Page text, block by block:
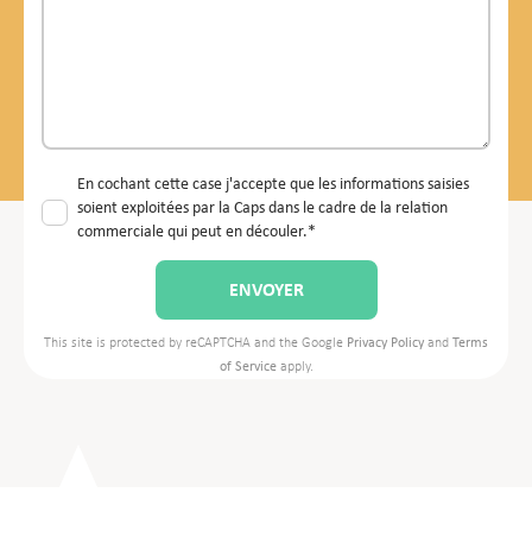
En cochant cette case j'accepte que les informations saisies
soient exploitées par la Caps dans le cadre de la relation
commerciale qui peut en découler.*
This site is protected by reCAPTCHA and the Google Privacy Policy and Terms
of Serviceapply.